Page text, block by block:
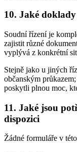
10. Jaké
Soudní řízení je
zajistit různé
vyplývá z konkrétní
Stejně jako u jiných
občanským
poskytli plnou moc,
11. Jaké jsou
dispozici
Žádné formuláře v